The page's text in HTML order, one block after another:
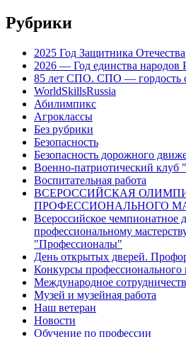
Рубрики
2025 Год Защитника Отечества
2026 — Год единства народов
85 лет СПО. СПО — гордость
WorldSkillsRussia
Абилимпикс
Агроклассы
Без рубрики
Безопасность
Безопасность дорожного
Военно-патриотический клуб
Воспитательная работа
ВСЕРОССИЙСКАЯ
ПРОФЕССИОНАЛЬНОГО
Всероссийское чемпионатное
профессиональному
"Профессионалы"
День открытых дверей.
Конкурсы профессионального
Международное
Музей и музейная работа
Наш ветеран
Новости
Обучение по профессии